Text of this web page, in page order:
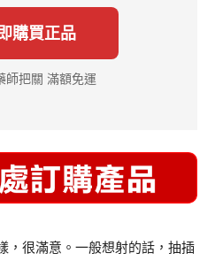
購買正品
師把關 滿額免運
，很滿意。一般想射的話，抽插